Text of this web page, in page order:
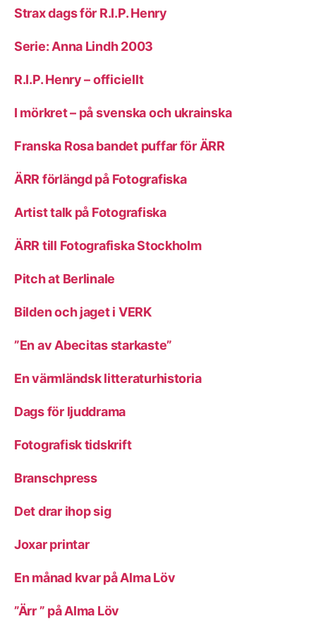
Strax dags för R.I.P. Henry
Serie: Anna Lindh 2003
R.I.P. Henry – officiellt
I mörkret – på svenska och ukrainska
Franska Rosa bandet puffar för ÄRR
ÄRR förlängd på Fotografiska
Artist talk på Fotografiska
ÄRR till Fotografiska Stockholm
Pitch at Berlinale
Bilden och jaget i VERK
”En av Abecitas starkaste”
En värmländsk litteraturhistoria
Dags för ljuddrama
Fotografisk tidskrift
Branschpress
Det drar ihop sig
Joxar printar
En månad kvar på Alma Löv
”Ärr ” på Alma Löv